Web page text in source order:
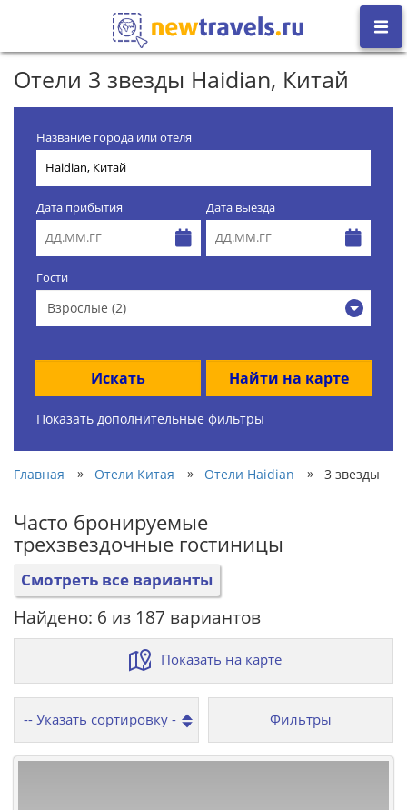
Отели 3 звезды Haidian, Китай
Название города или отеля
Дата прибытия Дата выезда
Гости
Взрослые (2)
Искать Найти на карте
Показать дополнительные фильтры
Главная » Отели Китая » Отели Haidian » 3 звезды
Часто бронируемые
трехзвездочные гостиницы
Смотреть все варианты
Найдено: 6 из 187 вариантов
Показать на карте
Фильтры